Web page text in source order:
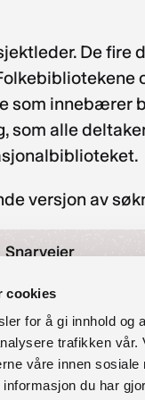
cookies
for å gi innhold og
trafikken
våre innen
du har
De
innebærer
som alle
versjon av
Snarveier
Nyheter
Arrangementer
Om avdeling for